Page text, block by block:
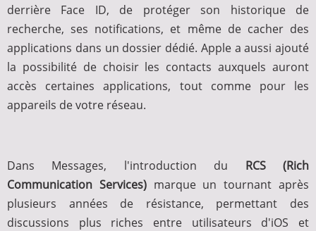
derrière Face ID, de protéger son historique de
recherche, ses notifications, et même de cacher des
applications dans un dossier dédié. Apple a aussi ajouté
la possibilité de choisir les contacts auxquels auront
accès certaines applications, tout comme pour les
appareils de votre réseau.
Dans Messages, l'introduction du RCS (Rich
Communication Services)marque un tournant après
plusieurs années de résistance, permettant des
discussions plus riches entre utilisateurs d'iOS et